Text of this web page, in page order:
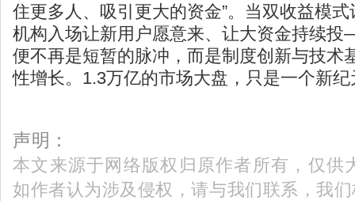
住更多人、吸引更大的资金”。当双收益模
机构入场让新用户愿意来、让大资金持续
便不再是短暂的脉冲，而是制度创新与技术
性增长。1.3万亿的市场大盘，只是一个新
声明：
本文来源于网络版权归原作者所有，仅供
如作者认为涉及侵权，请与我们联系，我